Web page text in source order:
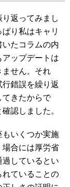
返ってみまし
り私はキャリ
いたコラムの内
ップデートは
ません。それ
錯誤を繰り返
てきたからで
認しました。
いくつか実施
場合には厚労省
しているとい
れていることの